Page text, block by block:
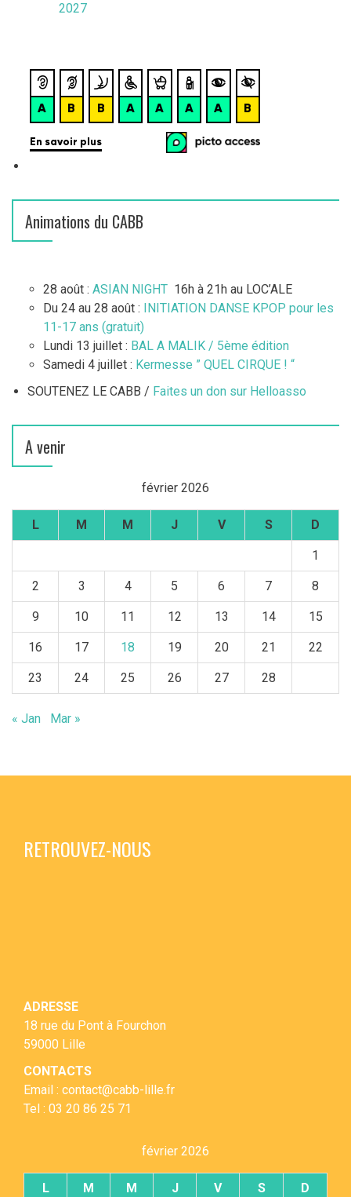
2027
Animations du CABB
28 août : ASIAN NIGHT 16h à 21h au LOC’ALE
Du 24 au 28 août :
INITIATION DANSE KPOP pour les
11-17 ans (gratuit)
Lundi 13 juillet : BAL A MALIK / 5ème édition
Samedi 4 juillet : Kermesse ” QUEL CIRQUE ! “
SOUTENEZ LE CABB / Faites un don sur Helloasso
A venir
février 2026
L M M J V S D
1
2 3 4 5 6 7 8
9 10 11 12 13 14 15
16 17 18 19 20 21 22
23 24 25 26 27 28
« Jan Mar »
RETROUVEZ-NOUS
ADRESSE
18 rue du Pont à Fourchon
59000 Lille
CONTACTS
Email : contact@cabb-lille.fr
Tel : 03 20 86 25 71
février 2026
L M M J V S D